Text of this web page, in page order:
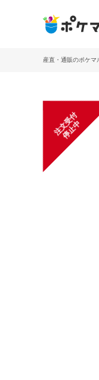
産直・通販のポケマ
注
文
受
付
停
止
中